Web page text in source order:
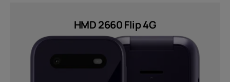
HMD 2660 Flip 4G